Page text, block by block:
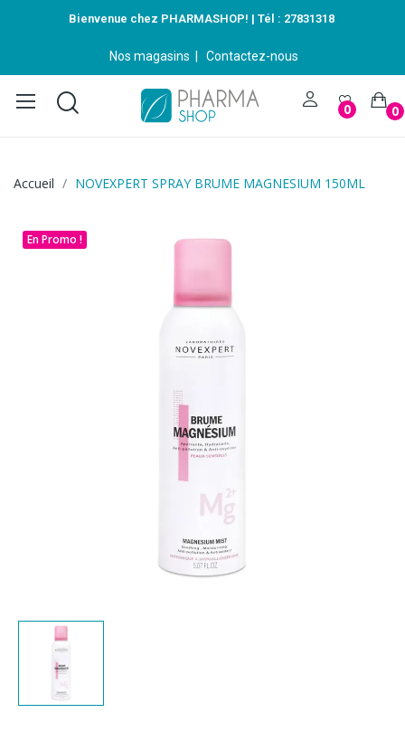
Bienvenue chez PHARMASHOP! | Tél : 27831318
Nos magasins Contactez-nous
0 0
Accueil NOVEXPERT SPRAY BRUME MAGNESIUM 150ML
En Promo !